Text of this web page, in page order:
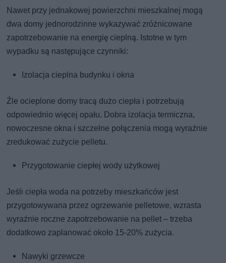
Nawet przy jednakowej powierzchni mieszkalnej mogą
dwa domy jednorodzinne wykazywać zróżnicowane
zapotrzebowanie na energię cieplną. Istotne w tym
wypadku są następujące czynniki:
Izolacja cieplna budynku i okna
Źle ocieplone domy tracą dużo ciepła i potrzebują
odpowiednio więcej opału. Dobra izolacja termiczna,
nowoczesne okna i szczelne połączenia mogą wyraźnie
zredukować zużycie pelletu.
Przygotowanie ciepłej wody użytkowej
Jeśli ciepła woda na potrzeby mieszkańców jest
przygotowywana przez ogrzewanie pelletowe, wzrasta
wyraźnie roczne zapotrzebowanie na pellet – trzeba
dodatkowo zaplanować około 15-20% zużycia.
Nawyki grzewcze